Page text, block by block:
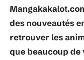
des nouveautés
retrouver les
que beaucoup de